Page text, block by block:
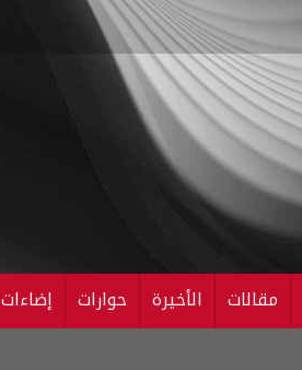
مقالات الأخيرة حوارات إضاءات